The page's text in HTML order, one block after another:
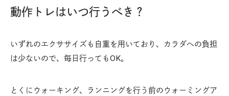
動作トレはいつ行うべき？
いずれのエクササイズも自重を用いており、カラダへの負担
は少ないので、毎日行ってもOK。
とくにウォーキング、ランニングを行う前のウォーミングア